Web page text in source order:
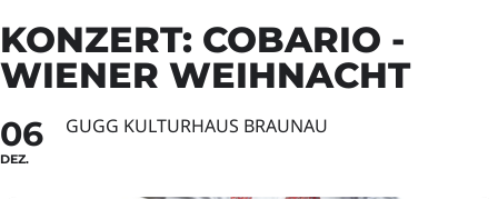
KONZERT: COBARIO -
WIENER WEIHNACHT
06
DEZ.
GUGG KULTURHAUS BRAUNAU